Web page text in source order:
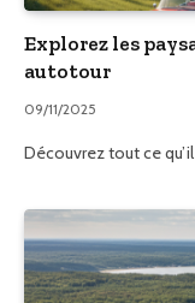
Explorez les
autotour
09/11/2025
Découvrez tout ce